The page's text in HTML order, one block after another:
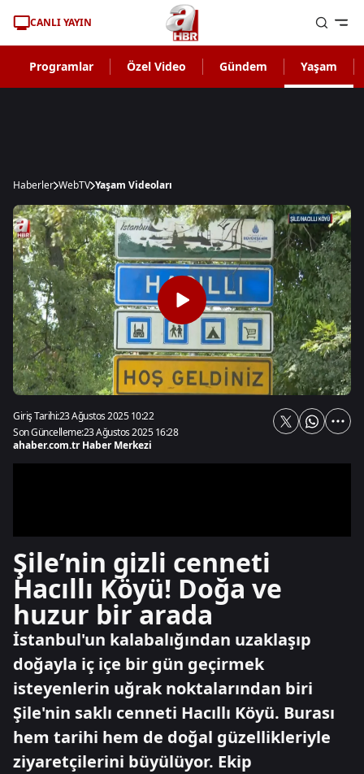
CANLI YAYIN
Programlar Özel Video Gündem Yaşam
Haberler WebTV Yaşam Videoları
Giriş Tarihi:23 Ağustos 2025 10:22
Son Güncelleme:23 Ağustos 2025 16:28
ahaber.com.tr Haber Merkezi
Şile’nin gizli cenneti
Hacıllı Köyü! Doğa ve
huzur bir arada
İstanbul'un kalabalığından uzaklaşıp
doğayla iç içe bir gün geçirmek
isteyenlerin uğrak noktalarından biri
Şile'nin saklı cenneti Hacıllı Köyü. Burası
hem tarihi hem de doğal güzellikleriyle
ziyaretçilerini büyülüyor. Ekip